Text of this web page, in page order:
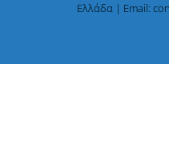
Ελλάδα | Email: